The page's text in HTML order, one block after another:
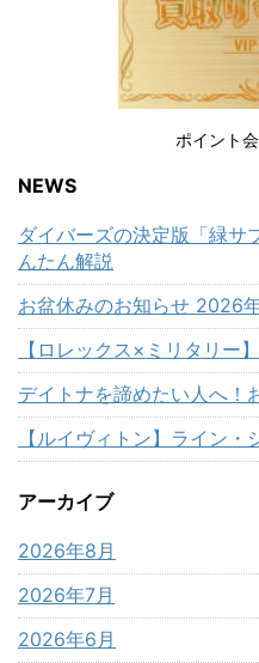
ポイント
NEWS
ダイバーズの決定版「緑
んたん解説
お盆休みのお知らせ 2026
【ロレックス×ミリタリー
デイトナを諦めたい人へ！
【ルイヴィトン】ライン
アーカイブ
2026年8月
2026年7月
2026年6月